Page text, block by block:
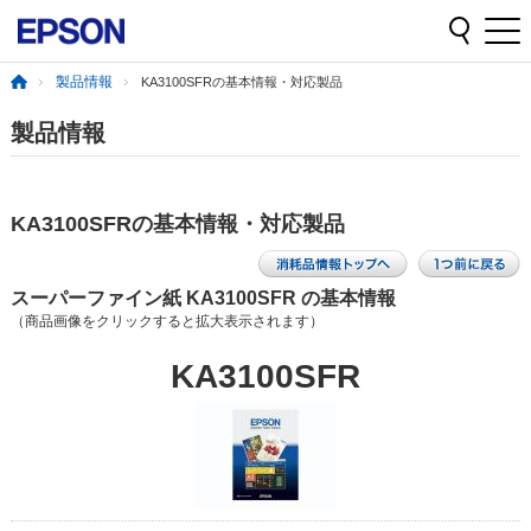
製品情報 KA3100SFRの基本情報・対応製品
製品情報
KA3100SFRの基本情報・対応製品
スーパーファイン紙 KA3100SFR の基本情報
（商品画像をクリックすると拡大表示されます）
KA3100SFR